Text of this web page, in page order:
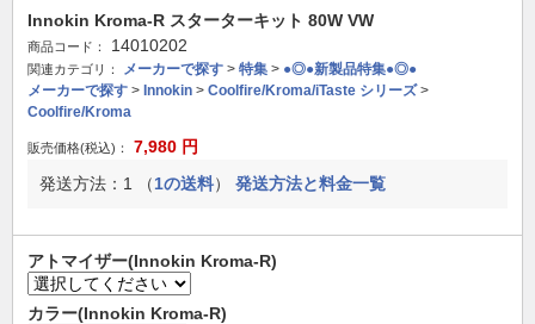
Innokin Kroma-R スターターキット 80W VW
商品コード： 14010202
関連カテゴリ： メーカーで探す > 特集 > ●◎●新製品特集●◎●
メーカーで探す > Innokin > Coolfire/Kroma/iTaste シリーズ>
Coolfire/Kroma
販売価格(税込)： 7,980 円
発送方法：1 （1の送料） 発送方法と料金一覧
アトマイザー(Innokin Kroma-R)
カラー(Innokin Kroma-R)